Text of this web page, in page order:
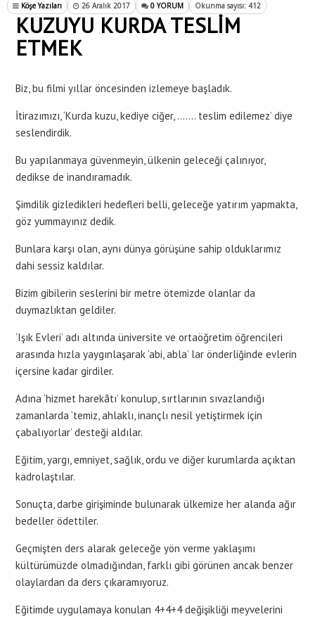
Köşe Yazıları 26 Aralık 2017 0 YORUM Okunma sayısı: 412
KUZUYU KURDA TESLİM
ETMEK
Biz, bu filmi yıllar öncesinden izlemeye başladık.
İtirazımızı, ‘Kurda kuzu, kediye ciğer, ……. teslim edilemez’ diye
seslendirdik.
Bu yapılanmaya güvenmeyin, ülkenin geleceği çalınıyor,
dedikse de inandıramadık.
Şimdilik gizledikleri hedefleri belli, geleceğe yatırım yapmakta,
göz yummayınız dedik.
Bunlara karşı olan, aynı dünya görüşüne sahip olduklarımız
dahi sessiz kaldılar.
Bizim gibilerin seslerini bir metre ötemizde olanlar da
duymazlıktan geldiler.
‘Işık Evleri’ adı altında üniversite ve ortaöğretim öğrencileri
arasında hızla yaygınlaşarak ‘abi, abla’ lar önderliğinde evlerin
içersine kadar girdiler.
Adına ‘hizmet harekâtı’ konulup, sırtlarının sıvazlandığı
zamanlarda ‘temiz, ahlaklı, inançlı nesil yetiştirmek için
çabalıyorlar’ desteği aldılar.
Eğitim, yargı, emniyet, sağlık, ordu ve diğer kurumlarda açıktan
kadrolaştılar.
Sonuçta, darbe girişiminde bulunarak ülkemize her alanda ağır
bedeller ödettiler.
Geçmişten ders alarak geleceğe yön verme yaklaşımı
kültürümüzde olmadığından, farklı gibi görünen ancak benzer
olaylardan da ders çıkaramıyoruz.
Eğitimde uygulamaya konulan 4+4+4 değişikliği meyvelerini